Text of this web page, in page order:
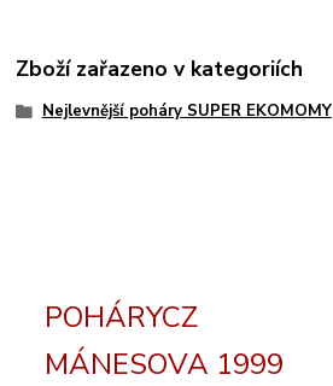
Zboží zařazeno v kategoriích
Nejlevnější poháry SUPER EKOMOMY
POHÁRYCZ
MÁNESOVA 1999